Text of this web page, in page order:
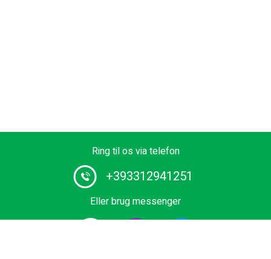
Ring til os via telefon
+393312941251
Eller brug messenger